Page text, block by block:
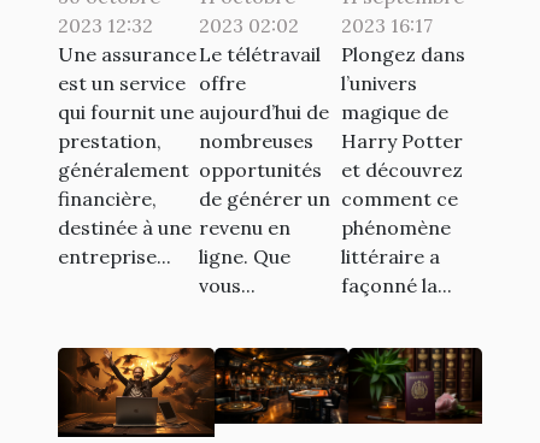
en France :
lesquelles
sont
exigées ?
2023 12:32
Une assurance
est un service
qui fournit une
prestation,
généralement
financière,
destinée à une
entreprise...
pour se
faire de
l'argent en
télétravail
?
2023 02:02
Le télétravail
offre
aujourd’hui de
nombreuses
opportunités
de générer un
revenu en
ligne. Que
vous...
la culture
populaire à
travers les
chasses au
trésor
2023 16:17
Plongez dans
l’univers
magique de
Harry Potter
et découvrez
comment ce
phénomène
littéraire a
façonné la...